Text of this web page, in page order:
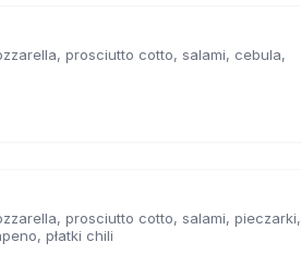
prosciutto cotto, salami, cebula,
prosciutto cotto, salami, pieczarki,
płatki chili